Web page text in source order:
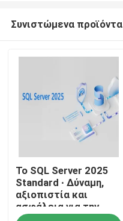
Προϊόντα
Βίντεο
Συνιστώμενα προϊόντα
Το SQL Server 2025
Standard ∙ Δύναμη,
αξιοπιστία και
ασφάλεια για την